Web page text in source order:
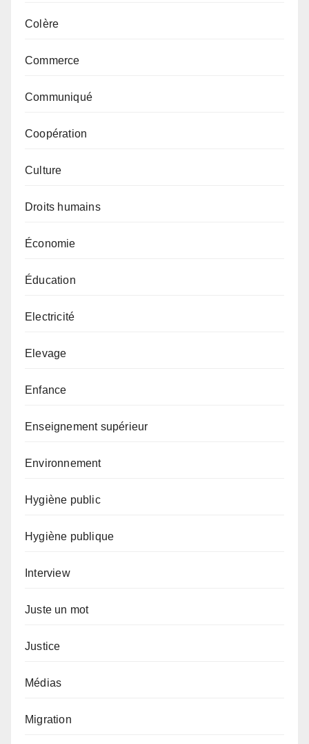
Colère
Commerce
Communiqué
Coopération
Culture
Droits humains
Économie
Éducation
Electricité
Elevage
Enfance
Enseignement supérieur
Environnement
Hygiène public
Hygiène publique
Interview
Juste un mot
Justice
Médias
Migration